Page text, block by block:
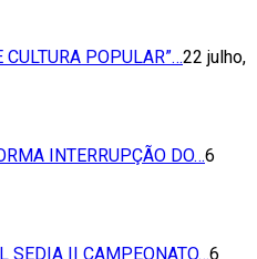
CULTURA POPULAR”…22 julho,
INTERRUPÇÃO DO…6
SEDIA II CAMPEONATO…6